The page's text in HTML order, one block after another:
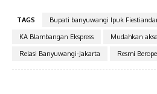
TAGS Bupati banyuwangi Ipuk
KA Blambangan Ekspress
Mudahkan
Relasi Banyuwangi-Jakarta
Resmi